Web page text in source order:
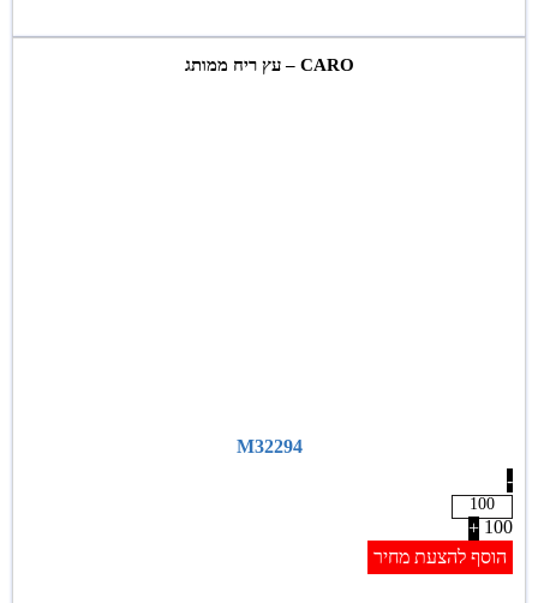
CARO – עץ ריח ממותג
M32294
-
100
+
הוסף להצעת מחיר